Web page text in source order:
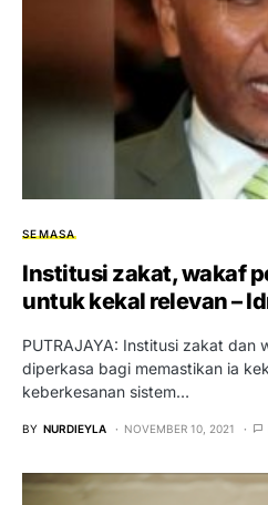
SEMASA
Institusi zakat, wakaf
untuk kekal relevan –
PUTRAJAYA: Institusi zakat dan
diperkasa bagi memastikan ia
keberkesanan sistem…
BY NURDIEYLA NOVEMBER 10, 2021